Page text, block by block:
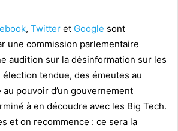
, Twitter et Google sont
une commission parlementaire
audition sur la désinformation sur les
élection tendue, des émeutes au
au pouvoir d’un gouvernement
à en découdre avec les Big Tech.
et on recommence : ce sera la